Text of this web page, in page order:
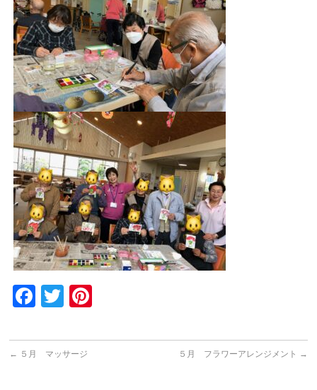
Facebook
Twitter
← ５月 マッサージ ５月 フラワーアレンジメント →